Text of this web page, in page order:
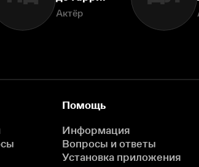
Актёр
Помощь
Информация
Вопросы и ответы
Установка приложения